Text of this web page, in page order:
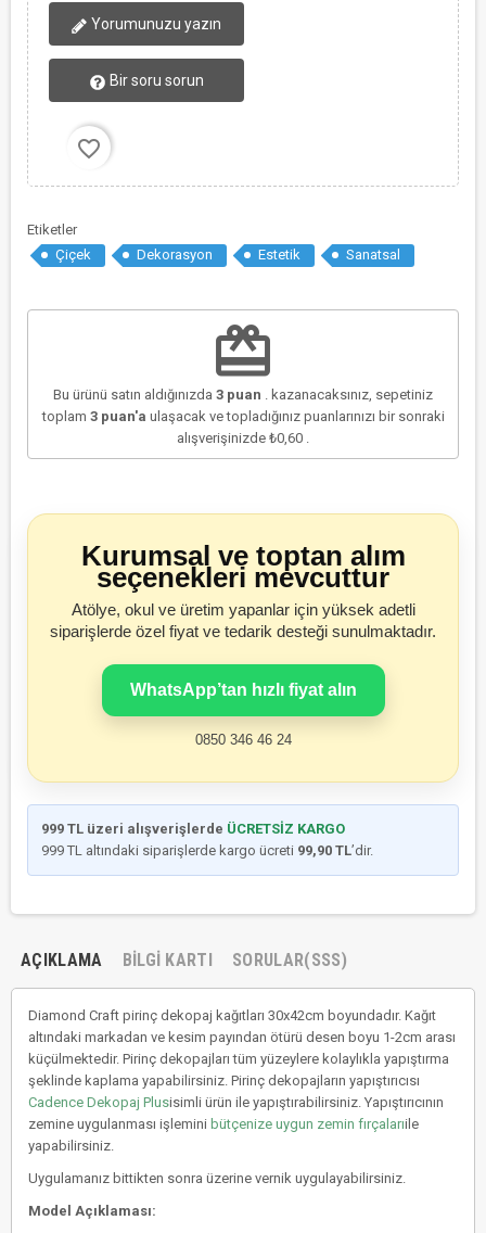
Yorumunuzu yazın
Bir soru sorun
favorite_border
Etiketler
Çiçek
Dekorasyon Estetik Sanatsal
redeem
Bu ürünü satın aldığınızda 3 puan . kazanacaksınız, sepetiniz
toplam 3puan'a ulaşacak ve topladığınız puanlarınızı bir sonraki
alışverişinizde ₺0,60
Kurumsal ve toptan alım
seçenekleri mevcuttur
Atölye, okul ve üretim yapanlar için yüksek adetli
siparişlerde özel fiyat ve tedarik desteği sunulmaktadır.
WhatsApp’tan hızlı fiyat alın
0850 346 46 24
999 TL üzeri alışverişlerde ÜCRETSİZ KARGO
999 TL altındaki siparişlerde kargo ücreti 99,90 TL’dir.
AÇIKLAMA BILGI KARTI SORULAR(SSS)
Diamond Craft pirinç dekopaj kağıtları 30x42cm boyundadır. Kağıt
altındaki markadan ve kesim payından ötürü desen boyu 1-2cm arası
küçülmektedir. Pirinç dekopajları tüm yüzeylere kolaylıkla yapıştırma
şeklinde kaplama yapabilirsiniz. Pirinç dekopajların yapıştırıcısı
Cadence Dekopaj Plusisimli ürün ile yapıştırabilirsiniz. Yapıştırıcının
zemine uygulanması işlemini bütçenize uygun zemin fırçalarıile
yapabilirsiniz.
Uygulamanız bittikten sonra üzerine vernik uygulayabilirsiniz.
Model Açıklaması: